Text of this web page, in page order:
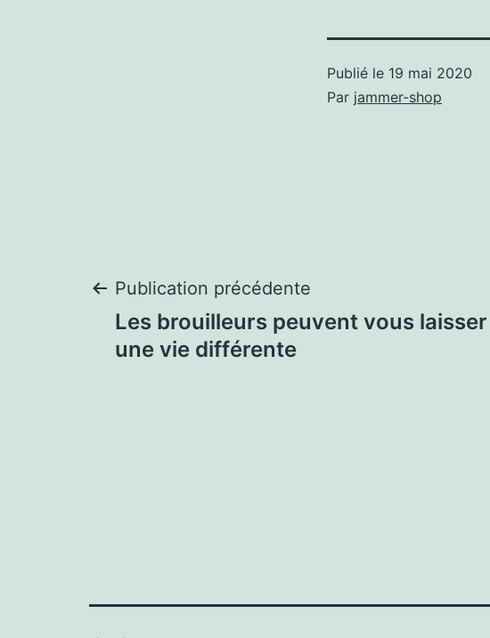
Publié le 19 mai 2020
Par jammer-shop
Navigation
de
Publication précédente
Les brouilleurs peuvent vous
une vie différente